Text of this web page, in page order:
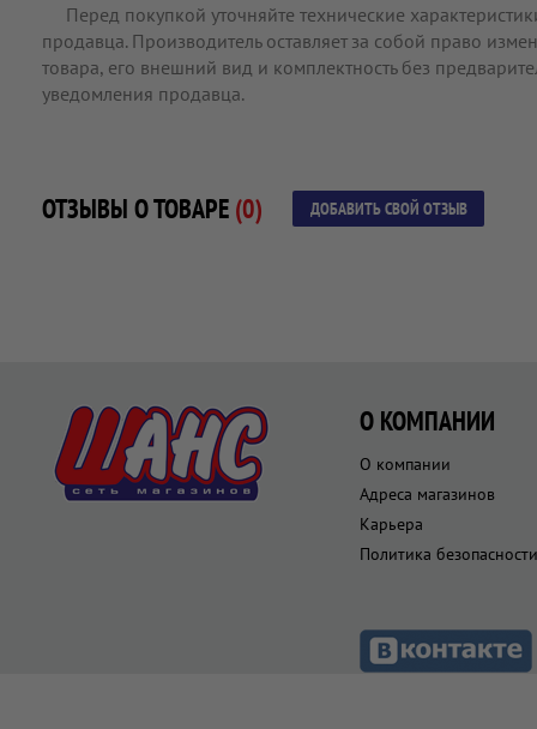
Перед покупкой уточняйте технические
продавца. Производитель оставляет за собой право
товара, его внешний вид и комплектность без
уведомления продавца.
ОТЗЫВЫ О ТОВАРЕ (0) ДОБАВИТЬ СВОЙ ОТЗЫВ
О КОМПАНИИ
О компании
Адреса магазинов
Карьера
Политика безопасности